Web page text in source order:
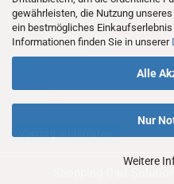
gewährleisten, die Nutzung
ein bestmögliches
Informationen finden Sie in unserer
Alle
Nur
Weitere
Standort Schönheide
Standort Auerbach